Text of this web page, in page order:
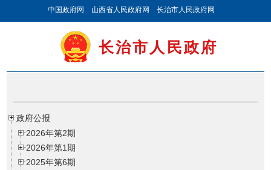
中国政府网 山西省人民政府网 长治市人民政府网
长治市人民政府
政府公报
2026年第2期
2026年第1期
2025年第6期